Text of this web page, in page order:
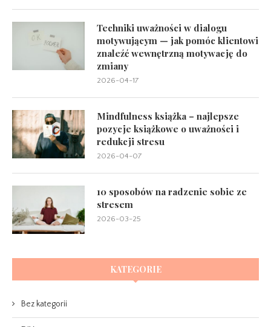
Techniki uważności w dialogu
motywującym — jak pomóc klientowi
znaleźć wewnętrzną motywację do
zmiany
2026-04-17
Mindfulness książka – najlepsze
pozycje książkowe o uważności i
redukcji stresu
2026-04-07
10 sposobów na radzenie sobie ze
stresem
2026-03-25
KATEGORIE
Bez kategorii